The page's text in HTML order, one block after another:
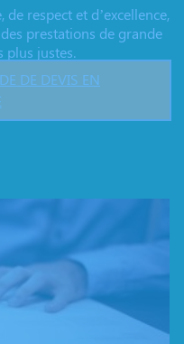
respect et d’excellence,
prestations de grande
plus justes.
DE DEVIS EN